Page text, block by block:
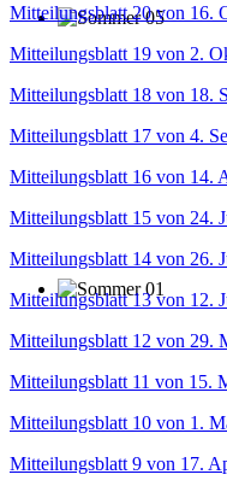
Mitteilungsblatt 20 von 16.
Mitteilungsblatt 19 von 2.
Mitteilungsblatt 18 von 18.
Mitteilungsblatt 17 von 4.
Mitteilungsblatt 16 von 14.
Mitteilungsblatt 15 von 24.
Mitteilungsblatt 14 von 26.
Mitteilungsblatt 13 von 12.
Mitteilungsblatt 12 von 29.
Mitteilungsblatt 11 von 15.
Mitteilungsblatt 10 von 1.
Mitteilungsblatt 9 von 17.